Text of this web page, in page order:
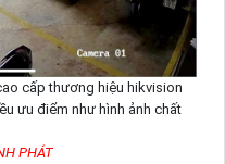
cấp thương hiệu hikvision
ưu điểm như hình ảnh chất
PHÁT